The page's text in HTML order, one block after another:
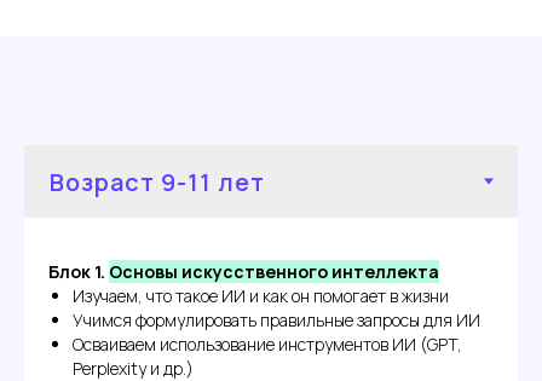
Блок 1. Основы искусственного интеллекта
Изучаем, что такое ИИ и как он помогает в жизни
Учимся формулировать правильные запросы для ИИ
Осваиваем использование инструментов ИИ (GPT,
Perplexity и др.)